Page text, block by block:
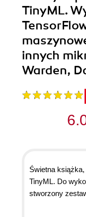
TinyML.
innych
Warden,
Świetna
TinyML. Do
stworzony
akcesoriami,